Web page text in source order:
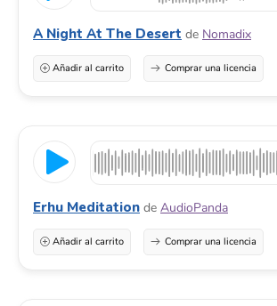
A Night At The Desert de Nomadix
Añadir al carrito Comprar una licencia
Erhu Meditation de AudioPanda
Añadir al carrito Comprar una licencia